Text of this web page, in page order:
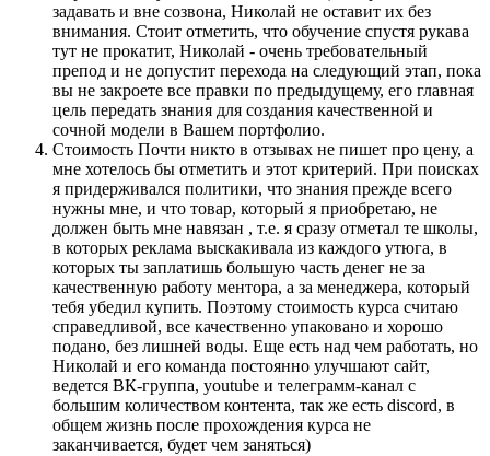
задавать и вне созвона, Николай не оставит их без
внимания. Стоит отметить, что обучение спустя рукава
тут не прокатит, Николай - очень требовательный
препод и не допустит перехода на следующий этап, пока
вы не закроете все правки по предыдущему, его главная
цель передать знания для создания качественной и
сочной модели в Вашем портфолио.
Стоимость Почти никто в отзывах не пишет про цену, а
мне хотелось бы отметить и этот критерий. При поисках
я придерживался политики, что знания прежде всего
нужны мне, и что товар, который я приобретаю, не
должен быть мне навязан , т.е. я сразу отметал те школы,
в которых реклама выскакивала из каждого утюга, в
которых ты заплатишь большую часть денег не за
качественную работу ментора, а за менеджера, который
тебя убедил купить. Поэтому стоимость курса считаю
справедливой, все качественно упаковано и хорошо
подано, без лишней воды. Еще есть над чем работать, но
Николай и его команда постоянно улучшают сайт,
ведется ВК-группа, youtube и телеграмм-канал с
большим количеством контента, так же есть discord, в
общем жизнь после прохождения курса не
заканчивается, будет чем заняться)